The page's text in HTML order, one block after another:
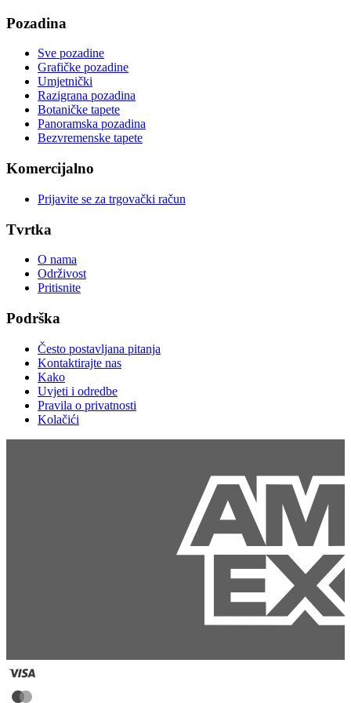
Pozadina
Sve pozadine
Grafičke pozadine
Umjetnički
Razigrana pozadina
Botaničke tapete
Panoramska pozadina
Bezvremenske tapete
Komercijalno
Prijavite se za trgovački račun
Tvrtka
O nama
Održivost
Pritisnite
Podrška
Često postavljana pitanja
Kontaktirajte nas
Kako
Uvjeti i odredbe
Pravila o privatnosti
Kolačići